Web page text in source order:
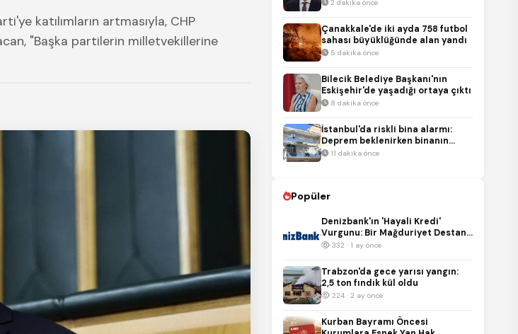
katılımların artmasıyla, CHP
"Başka partilerin milletvekillerine
2 dakika önce
Çanakkale'de iki ayda 758 futbol
sahası büyüklüğünde alan yandı
5 dakika önce
Bilecik Belediye Başkanı'nın
Eskişehir'de yaşadığı ortaya çıktı
8 dakika önce
İstanbul'da riskli bina alarmı:
Deprem beklenirken binanın
balkonu çöktü
11 dakika önce
Popüler
Denizbank'ın 'Hayali Kredi'
Vurgunu: Bir Mağduriyet Destanı
ve Bankacılık Skandalı!
332 · 1 ay önce
Trabzon'da gece yarısı yangın:
2,5 ton fındık kül oldu
224 · 2 ay önce
Kurban Bayramı Öncesi